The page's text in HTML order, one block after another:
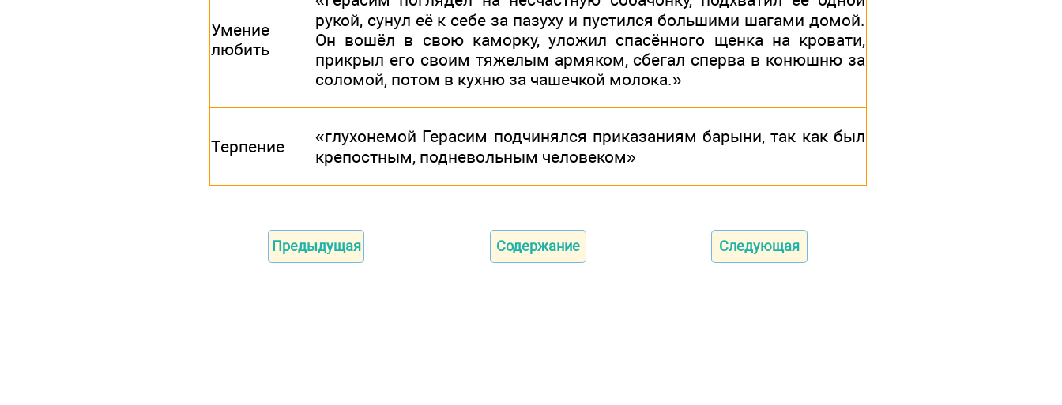
Умение
любить
рукой, сунул её к себе за пазуху и пустился большими шагами домой.
Он вошёл в свою каморку, уложил спасённого щенка на кровати,
прикрыл его своим тяжелым армяком, сбегал сперва в конюшню за
соломой, потом в кухню за чашечкой молока.»
Терпение
«глухонемой Герасим подчинялся приказаниям барыни, так как был
крепостным, подневольным человеком»
Предыдущая Содержание Следующая